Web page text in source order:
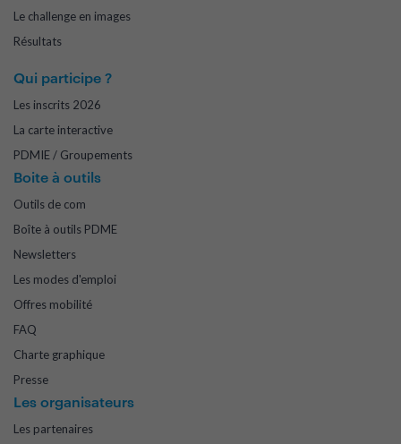
Le challenge en images
Résultats
Qui participe ?
Les inscrits 2026
La carte interactive
PDMIE / Groupements
Boite à outils
Outils de com
Boîte à outils PDME
Newsletters
Les modes d'emploi
Offres mobilité
FAQ
Charte graphique
Presse
Les organisateurs
Les partenaires